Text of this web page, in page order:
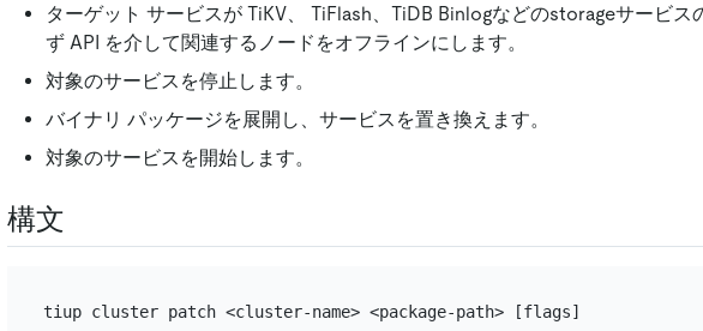
ターゲット サービスが TiKV、 TiFlash、TiDB Binlogなどのstorageサービス
ず API を介して関連するノードをオフラインにします。
対象のサービスを停止します。
バイナリ パッケージを展開し、サービスを置き換えます。
対象のサービスを開始します。
構文